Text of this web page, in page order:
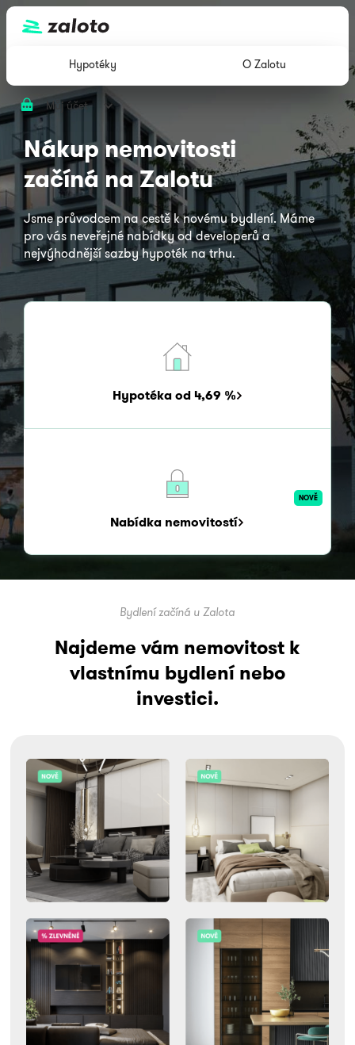
Hypotéky O Zalotu
Můj účet
Nákup nemovitosti
začíná na Zalotu
Jsme průvodcem na cestě k novému bydlení. Máme
pro vás neveřejné nabídky od developerů a
nejvýhodnější sazby hypoték na trhu.
Hypotéka od 4,69 %
Nabídka nemovitostí
NOVĚ
Bydlení začíná u Zalota
Najdeme vám nemovitost k
vlastnímu bydlenínebo
investici.